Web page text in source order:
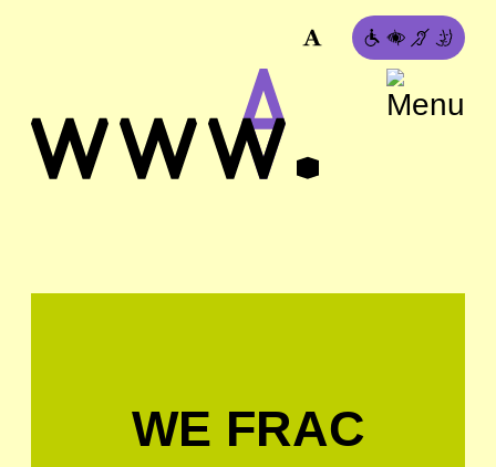
WE FRAC